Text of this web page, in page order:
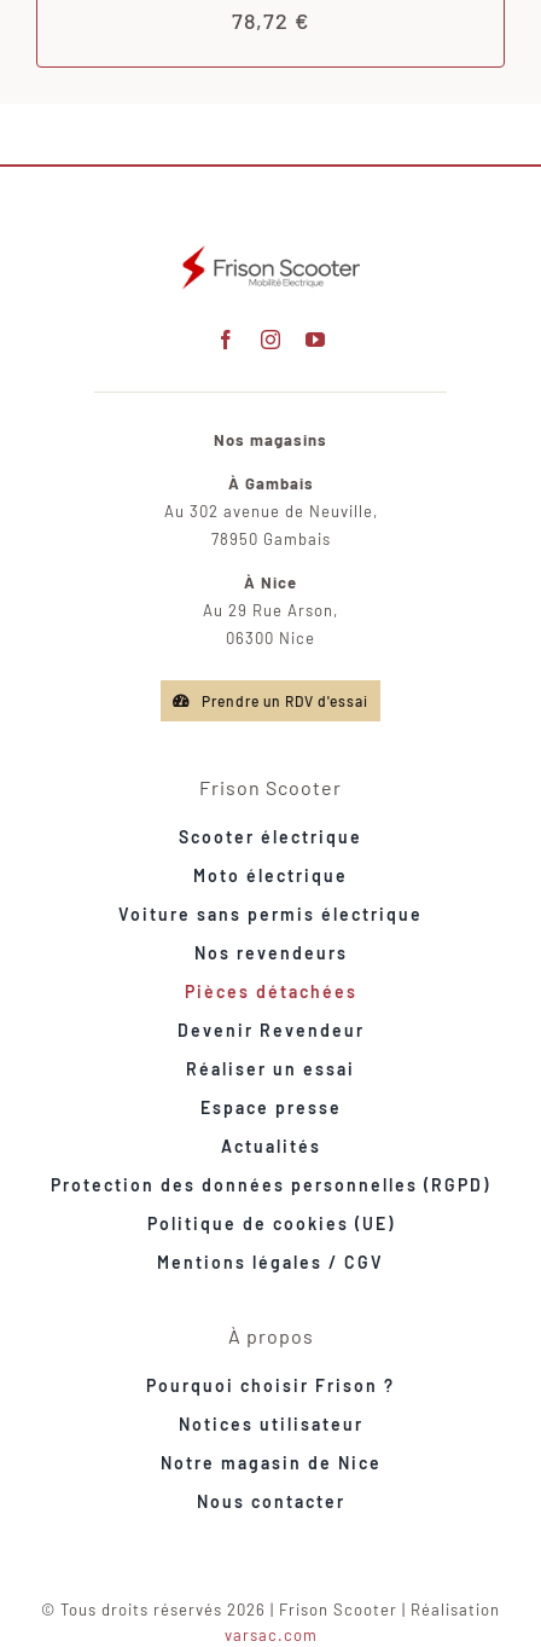
78,72 €
Nos magasins
À Gambais
Au 302 avenue de Neuville,
78950 Gambais
À Nice
Au 29 Rue Arson,
06300 Nice
Prendre un RDV d'essai
Frison Scooter
Scooter électrique
Moto électrique
Voiture sans permis électrique
Nos revendeurs
Pièces détachées
Devenir Revendeur
Réaliser un essai
Espace presse
Actualités
Protection des données personnelles (RGPD)
Politique de cookies (UE)
Mentions légales / CGV
À propos
Pourquoi choisir Frison ?
Notices utilisateur
Notre magasin de Nice
Nous contacter
© Tous droits réservés 2026 | Frison Scooter | Réalisation
varsac.com